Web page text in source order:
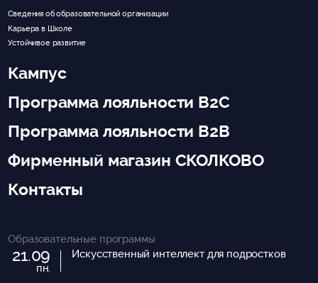
Сведения об образовательной организации
Карьера в Школе
Устойчивое развитие
Кампус
Программа лояльности B2C
Программа лояльности B2B
Фирменный магазин СКОЛКОВО
Контакты
Образовательные программы
21.09
пн.
Искусственный интеллект для подростков